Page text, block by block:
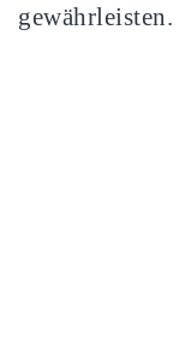
gewährleisten.